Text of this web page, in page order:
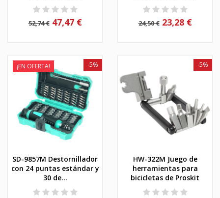
52,74 € 47,47 € 24,50 € 23,28 €
¡EN OFERTA!
SD-9857M Destornillador
con 24 puntas estándar y
30 de...
-5%
HW-322M Juego de
herramientas para
bicicletas de Proskit
-5%